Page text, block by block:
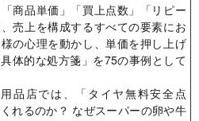
商品単価」「買上点数」「リピー
、売上を構成するすべての要素にお
の心理を動かし、単価を押し上げ
体的な処方箋」を75の事例として
品店では、「タイヤ無料安全点
れるのか？ なぜスーパーの卵や牛